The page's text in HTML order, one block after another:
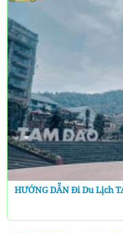
HƯỚNG DẪN Đi Du Lịch